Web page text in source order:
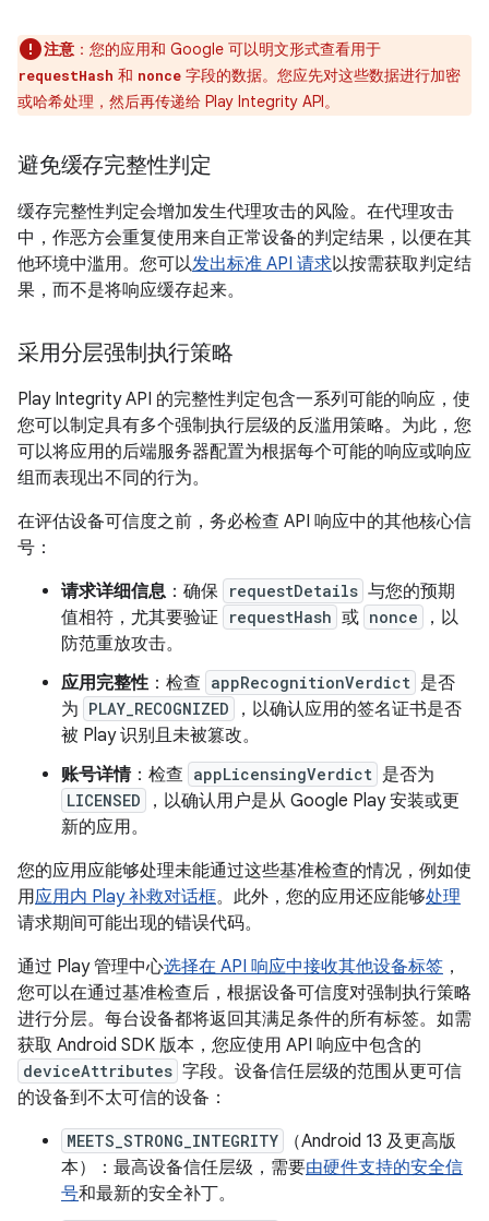
注意 ：您的应用和 Google 可以明文形式查看用于
requestHash 和 nonce 字段的数据。您应先对这些数据进行加密
或哈希处理，然后再传递给 Play Integrity API。
避免缓存完整性判定
缓存完整性判定会增加发生代理攻击的风险。在代理攻击
中，作恶方会重复使用来自正常设备的判定结果，以便在其
他环境中滥用。您可以发出标准 API 请求以按需获取判定结
果，而不是将响应缓存起来。
采用分层强制执行策略
Play Integrity API 的完整性判定包含一系列可能的响应，使
您可以制定具有多个强制执行层级的反滥用策略。为此，您
可以将应用的后端服务器配置为根据每个可能的响应或响应
组而表现出不同的行为。
在评估设备可信度之前，务必检查 API 响应中的其他核心信
号：
请求详细信息 ：确保 requestDetails 与您的预期
值相符，尤其要验证 requestHash 或 nonce
，以
防范重放攻击。
应用完整性：检查 appRecognitionVerdict 是否
为 PLAY_RECOGNIZED
，以确认应用的签名证书是否
被 Play 识别且未被篡改。
账号详情：检查 appLicensingVerdict 是否为
LICENSED
，以确认用户是从 Google Play 安装或更
新的应用。
您的应用应能够处理未能通过这些基准检查的情况，例如使
用应用内 Play 补救对话框。此外，您的应用还应能够处理
请求期间可能出现的错误代码。
通过 Play 管理中心选择在 API 响应中接收其他设备标签 ，
您可以在通过基准检查后，根据设备可信度对强制执行策略
进行分层。每台设备都将返回其满足条件的所有标签。如需
获取 Android SDK 版本，您应使用 API 响应中包含的
deviceAttributes 字段。设备信任层级的范围从更可信
的设备到不太可信的设备：
MEETS_STRONG_INTEGRITY
（Android 13 及更高版
本）：最高设备信任层级，需要由硬件支持的安全信
号和最新的安全补丁。